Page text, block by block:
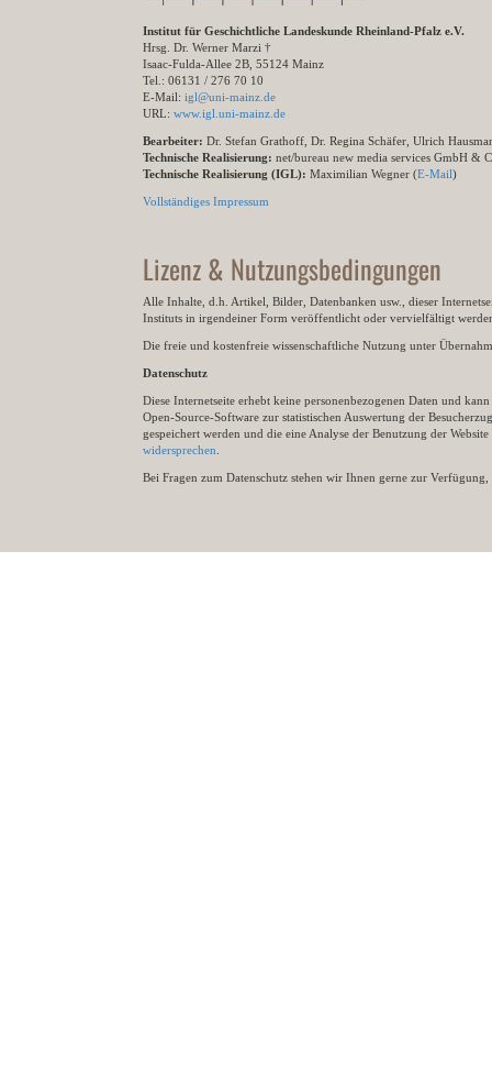
Institut für Geschichtliche Landeskunde Rheinland-Pfalz e.V.
Hrsg. Dr. Werner Marzi †
Isaac-Fulda-Allee 2B, 55124 Mainz
Tel.: 06131 / 276 70 10
E-Mail: igl@uni-mainz.de
URL: www.igl.uni-mainz.de
Bearbeiter: Dr. Stefan Grathoff, Dr. Regina Schäfer, Ulrich
Technische Realisierung: net/bureau new media services GmbH &
Technische Realisierung (IGL): Maximilian Wegner (E-Mail)
Vollständiges Impressum
Lizenz & Nutzungsbedingungen
Alle Inhalte, d.h. Artikel, Bilder, Datenbanken usw., dieser
Instituts in irgendeiner Form veröffentlicht oder vervielfältigt
Die freie und kostenfreie wissenschaftliche Nutzung unter
Datenschutz
Diese Internetseite erhebt keine personenbezogenen Daten und
Open-Source-Software zur statistischen Auswertung der
gespeichert werden und die eine Analyse der Benutzung der
widersprechen
Bei Fragen zum Datenschutz stehen wir Ihnen gerne zur